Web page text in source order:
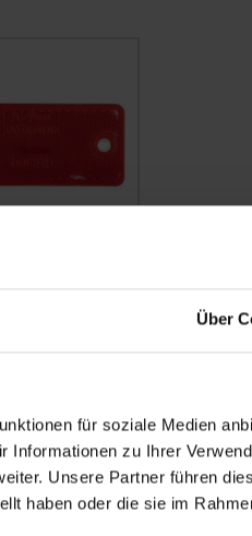
Über
für soziale Medien
Informationen zu Ihrer
Unsere Partner führen
haben oder die sie im
IN DEN